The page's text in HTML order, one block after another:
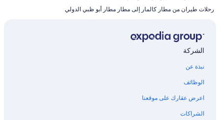
رحلات طيران من مطار كالمار إلى مطار مطار أبو ظبي الدولي
الشركة
نبذة عن
الوظائف
اعرض عقارك على موقعنا
الشراكات